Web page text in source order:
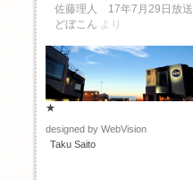
佐藤理人 17年7月29日放送
どぼこん より
★
designed by WebVision
Taku Saito